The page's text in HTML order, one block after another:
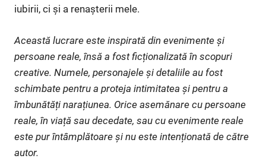
iubirii, ci și a renașterii mele.
Această lucrare este inspirată din evenimente și
persoane reale, însă a fost ficționalizată în scopuri
creative. Numele, personajele și detaliile au fost
schimbate pentru a proteja intimitatea și pentru a
îmbunătăți narațiunea. Orice asemănare cu persoane
reale, în viață sau decedate, sau cu evenimente reale
este pur întâmplătoare și nu este intenționată de către
autor.